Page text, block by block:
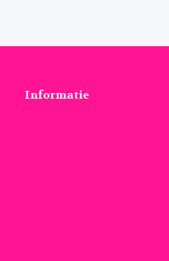
Informatie